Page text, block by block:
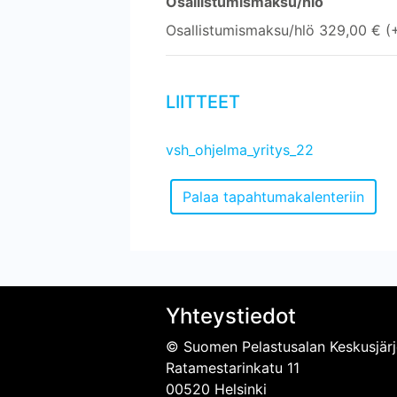
Osallistumismaksu/hlö 329,00 €
LIITTEET
vsh_ohjelma_yritys_22
Yhteystiedot
© Suomen Pelastusalan
Ratamestarinkatu 11
00520 Helsinki